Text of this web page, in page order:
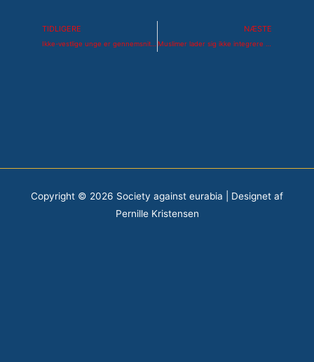
Tidligere
TIDLIGERE NÆSTE
Copyright © 2026 Society against eurabia | Designet af
Pernille Kristensen